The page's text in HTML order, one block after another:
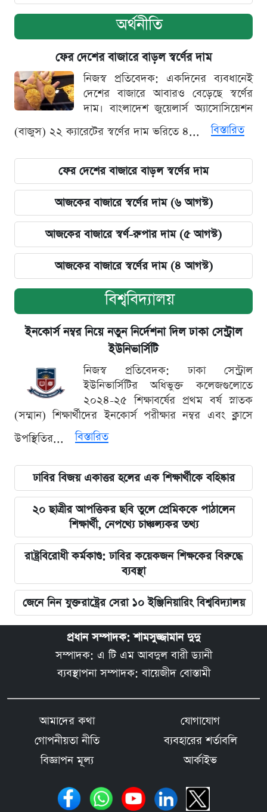
অর্থনীতি
ফের দেশের বাজারে বাড়ল স্বর্ণের দাম
নিজস্ব প্রতিবেদক: একদিনের ব্যবধানেই
দেশের বাজারে আবারও বেড়েছে স্বর্ণের
দাম। বাংলাদেশ জুয়েলার্স অ্যাসোসিয়েশন
(বাজুস) ২২ ক্যারেটের স্বর্ণের দাম ভরিতে ৪...
বিস্তারিত
ফের দেশের বাজারে বাড়ল স্বর্ণের দাম
আজকের বাজারে স্বর্ণের দাম (৬ আগস্ট)
আজকের বাজারে স্বর্ণ-রুপার দাম (৫ আগস্ট)
আজকের বাজারে স্বর্ণের দাম (৪ আগস্ট)
বিশ্ববিদ্যালয়
ইনকোর্স নম্বর নিয়ে নতুন নির্দেশনা দিল ঢাকা সেন্ট্রাল
ইউনিভার্সিটি
নিজস্ব প্রতিবেদক: ঢাকা সেন্ট্রাল
ইউনিভার্সিটির অধিভুক্ত কলেজগুলোতে
২০২৪-২৫ শিক্ষাবর্ষের প্রথম বর্ষ স্নাতক
(সম্মান) শিক্ষার্থীদের ইনকোর্স পরীক্ষার নম্বর এবং ক্লাসে
উপস্থিতির...
বিস্তারিত
ঢাবির বিজয় একাত্তর হলের এক শিক্ষার্থীকে বহিষ্কার
২০ ছাত্রীর আপত্তিকর ছবি তুলে প্রেমিককে পাঠালেন
শিক্ষার্থী, নেপথ্যে চাঞ্চল্যকর তথ্য
রাষ্ট্রবিরোধী কর্মকাণ্ড: ঢাবির কয়েকজন শিক্ষকের বিরুদ্ধে
ব্যবস্থা
জেনে নিন যুক্তরাষ্ট্রের সেরা ১০ ইঞ্জিনিয়ারিং বিশ্ববিদ্যালয়
প্রধান সম্পাদক: শামসুজ্জামান দুদু
সম্পাদক: এ টি এম আবদুল বারী ড্যানী
ব্যবস্থাপনা সম্পাদক: বায়েজীদ বোস্তামী
আমাদের কথা
যোগাযোগ
গোপনীয়তা নীতি
ব্যবহারের শর্তাবলি
বিজ্ঞাপন মূল্য
আর্কাইভ